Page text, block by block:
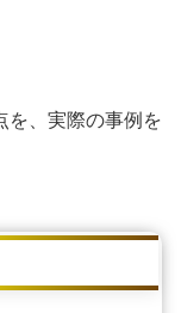
を、実際の事例を